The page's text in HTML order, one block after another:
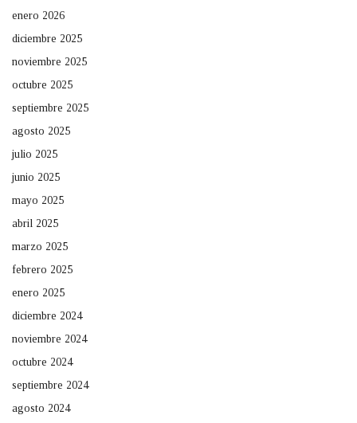
enero 2026
diciembre 2025
noviembre 2025
octubre 2025
septiembre 2025
agosto 2025
julio 2025
junio 2025
mayo 2025
abril 2025
marzo 2025
febrero 2025
enero 2025
diciembre 2024
noviembre 2024
octubre 2024
septiembre 2024
agosto 2024